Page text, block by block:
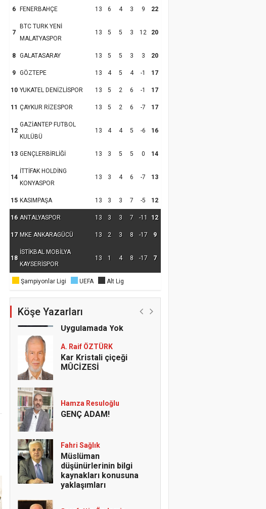
6 FENERBAHÇE 13 6 4 3 9 22
7
BTC TURK YENİ
MALATYASPOR
13 5 5 3 12 20
8 GALATASARAY 13 5 5 3 3 20
9 GÖZTEPE 13 4 5 4 -1 17
10 YUKATEL DENİZLİSPOR 13 5 2 6 -1 17
11 ÇAYKUR RİZESPOR 13 5 2 6 -7 17
12
GAZİANTEP FUTBOL
KULÜBÜ
13 4 4 5 -6 16
13 GENÇLERBİRLİĞİ 13 3 5 5 0 14
14
İTTİFAK HOLDİNG
KONYASPOR
13 3 4 6 -7 13
15 KASIMPAŞA 13 3 3 7 -5 12
16 ANTALYASPOR 13 3 3 7 -11 12
17 MKE ANKARAGÜCÜ 13 2 3 8 -17 9
18
İSTİKBAL MOBİLYA
KAYSERİSPOR
13 1 4 8 -17 7
Şampiyonlar Ligi UEFA Alt Lig
Köşe Yazarları
Öğretmenlerde İl İçi
Rotasyon Çıkmazı;
Yönetmelikte Var,
Uygulamada Yok
A. Raif ÖZTÜRK
Kar Kristali çiçeği
MÛCİZESİ
Hamza Resuloğlu
GENÇ ADAM!
Fahri Sağlık
Müslüman
düşünürlerinin bilgi
kaynakları konusuna
yaklaşımları